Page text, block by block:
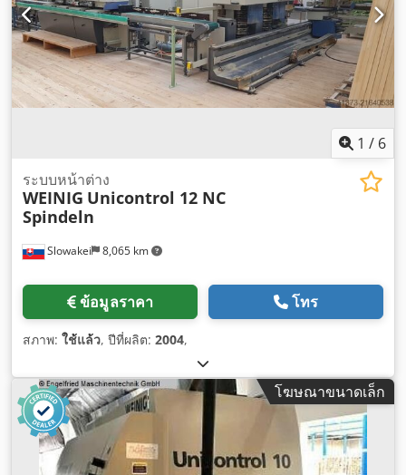
1 / 6
Slowakei 8,065 km
ระบบหน้าต่าง
WEINIG Unicontrol 12 NC
Spindeln
ข้อมูลราคา โทร
สภาพ: ใช้แล้ว, ปีที่ผลิต: 2004,
โฆษณาขนาดเล็ก